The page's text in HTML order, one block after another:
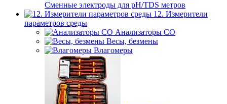
Сменные электроды для pH/TDS метров
12. Измерители
параметров среды
Анализаторы CO
Весы, безмены
Влагомеры